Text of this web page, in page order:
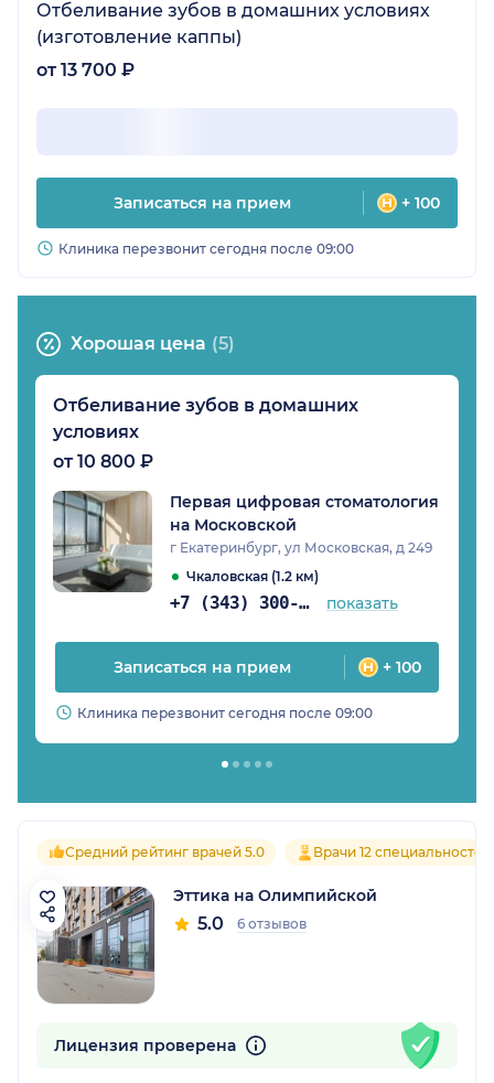
Отбеливание зубов в домашних условиях
(изготовление каппы)
от 13 700 ₽
Записаться на прием + 100
Клиника перезвонит сегодня после 09:00
Хорошая цена (5)
Отбеливание зубов в домашних
условиях
от 10 800 ₽
Первая цифровая стоматология
на Московской
г Екатеринбург, ул Московская, д 249
Чкаловская (1.2 км)
+7 (343) 300-86-92 показать
Записаться на прием + 100
Клиника перезвонит сегодня после 09:00
Средний рейтинг врачей 5.0 Врачи 12 специальностей
Эттика на Олимпийской
5.0 6 отзывов
Лицензия проверена